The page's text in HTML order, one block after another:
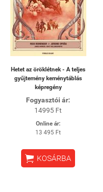
Hetet az öröklétnek - A teljes
gyűjtemény keménytáblás
képregény
Fogyasztói ár:
14995 Ft
Online ár:
13 495 Ft
 KOSÁRBA